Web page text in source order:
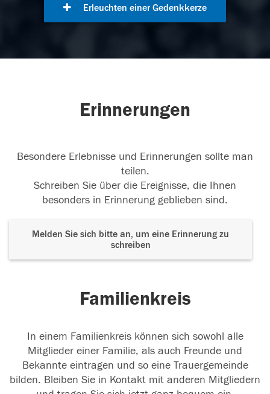
Erleuchten einer Gedenkkerze
Erinnerungen
Besondere Erlebnisse und Erinnerungen sollte man
teilen.
Schreiben Sie über die Ereignisse, die Ihnen
besonders in Erinnerung geblieben sind.
Melden Sie sich bitte an, um eine Erinnerung zu
schreiben
Familienkreis
In einem Familienkreis können sich sowohl alle
Mitglieder einer Familie, als auch Freunde und
Bekannte eintragen und so eine Trauergemeinde
bilden. Bleiben Sie in Kontakt mit anderen Mitgliedern